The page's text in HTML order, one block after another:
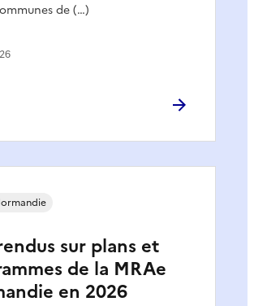
de (…)
sur plans et
de la MRAe
en 2026